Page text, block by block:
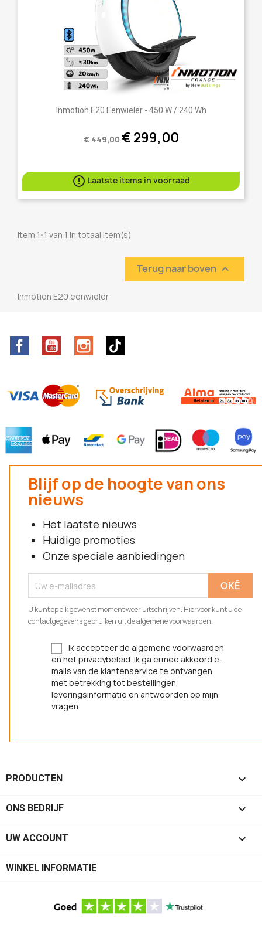
Inmotion E20 Eenwieler - 450 W / 240 Wh
€ 449,00 € 299,00
 Laatste items in voorraad
Item 1-1 van 1 in totaal item(s)
Terug naar boven 
Inmotion E20 eenwieler
FacebookYouTube Instagram
Blijf op de hoogte van ons
nieuws
Het laatste nieuws
Huidige promoties
Onze speciale aanbiedingen
U kunt op elk gewenst moment weer uitschrijven. Hiervoor kunt u de
contactgegevens gebruiken uit de algemene voorwaarden.
Ik accepteer de algemene voorwaarden
en het privacybeleid. Ik ga ermee akkoord e-
mails van de klantenservice te ontvangen
met betrekking tot bestellingen,
leveringsinformatie en antwoorden op mijn
vragen.
PRODUCTEN 
ONS BEDRIJF 
UW ACCOUNT 
WINKEL INFORMATIE